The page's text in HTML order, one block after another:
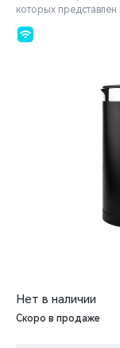
которых представлен
Нет в наличии
Скоро в продаже